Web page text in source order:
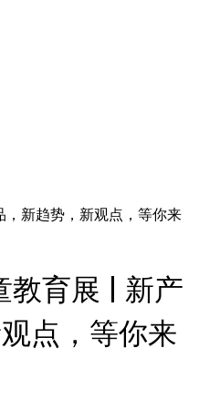
新趋势，新观点，等你来
教育展 | 新产
点，等你来